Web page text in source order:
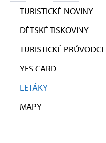
TURISTICKÉ NOVINY
DĚTSKÉ TISKOVINY
TURISTICKÉ PRŮVODCE
YES CARD
LETÁKY
MAPY